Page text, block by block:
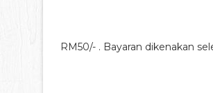
RM50/- . Bayaran dikenakan